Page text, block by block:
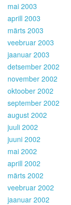
mai 2003
aprill 2003
märts 2003
veebruar 2003
jaanuar 2003
detsember 2002
november 2002
oktoober 2002
september 2002
august 2002
juuli 2002
juuni 2002
mai 2002
aprill 2002
märts 2002
veebruar 2002
jaanuar 2002